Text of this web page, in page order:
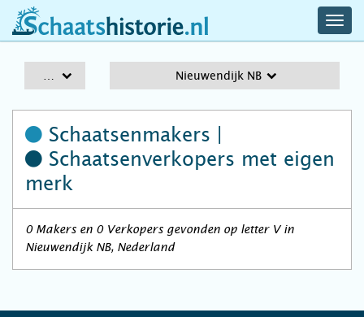
schaatshistorie.nl
Nieuwendijk NB
Schaatsenmakers |
Schaatsenverkopers met eigen
merk
0 Makers en 0 Verkopers gevonden op letter V in
Nieuwendijk NB, Nederland